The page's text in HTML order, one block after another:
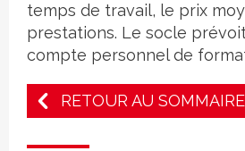
temps de travail, le prix
prestations. Le socle
compte personnel de
RETOUR AU SOMMAIRE